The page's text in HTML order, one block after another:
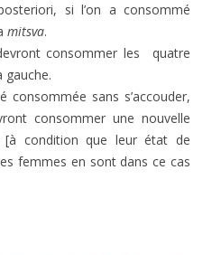
si l’on a consommé
mitsva.
consommer les quatre
gauche.
consommée sans s’accouder,
consommer une nouvelle
[à condition que leur état de
femmes en sont dans ce cas